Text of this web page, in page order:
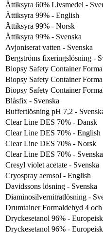
Ättiksyra 60% Livsmedel -
Ättiksyra 99% - English
Ättiksyra 99% - Norsk
Ättiksyra 99% - Svenska
Avjoniserat vatten - Svenska
Bergströms fixeringslösning -
Biopsy Safety Container
Biopsy Safety Container
Biopsy Safety Container
Blåsfix - Svenska
Buffertlösning pH 7,2 -
Clear Line DES 70% - Dansk
Clear Line DES 70% - English
Clear Line DES 70% - Norsk
Clear Line DES 70% - Svenska
Cresyl violet acetate - Svenska
Cryospray aerosol - English
Davidssons lösning - Svenska
Diaminosilvernitratlösning -
Drumtainer Formaldehyd 4
Dryckesetanol 96% -
Dryckesetanol 96% -